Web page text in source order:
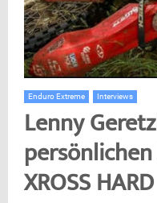
Enduro Extreme Interviews
Lenny
XROSS